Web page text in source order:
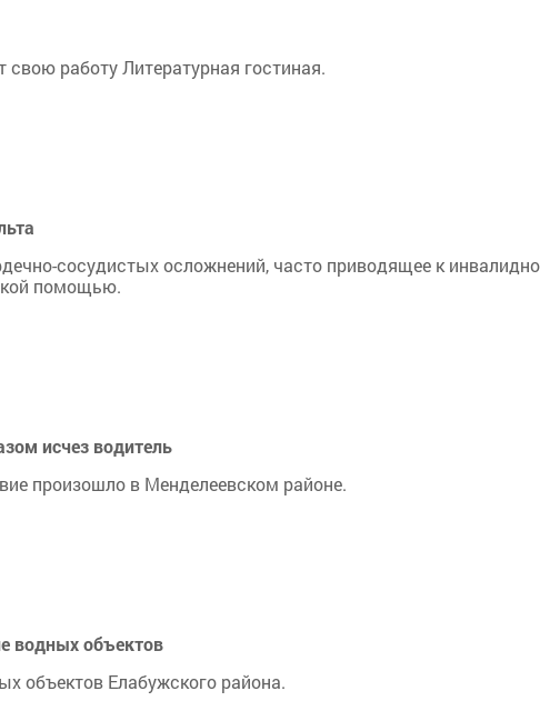
свою работу Литературная гостиная.
сосудистых осложнений, часто приводящее к
помощью.
исчез водитель
произошло в Менделеевском районе.
водных объектов
объектов Елабужского района.